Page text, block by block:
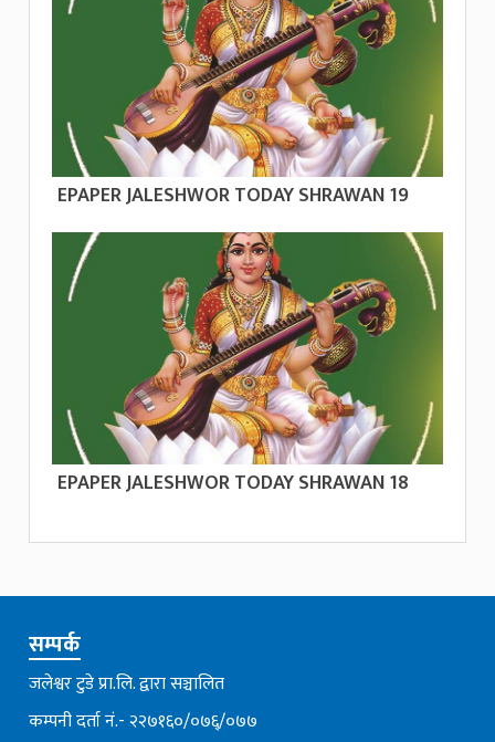
EPAPER JALESHWOR TODAY SHRAWAN 19
EPAPER JALESHWOR TODAY SHRAWAN 18
सम्पर्क
जलेश्वर टुडे प्रा.लि. द्वारा सञ्चालित
कम्पनी दर्ता नं.- २२७१६०/०७६्/०७७